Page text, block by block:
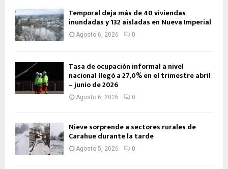
Temporal deja más de 40 viviendas
inundadas y 132 aisladas en Nueva Imperial
Agosto 6, 2026 0
Tasa de ocupación informal a nivel
nacional llegó a 27,0% en el trimestre abril
– junio de 2026
Agosto 6, 2026 0
Nieve sorprende a sectores rurales de
Carahue durante la tarde
Agosto 5, 2026 0